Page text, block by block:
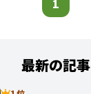
1
最新の記事